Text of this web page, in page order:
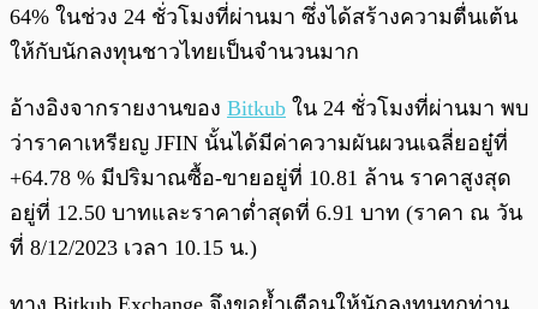
64% ในช่วง 24 ชั่วโมงที่ผ่านมา ซึ่งได้สร้างความตื่นเต้น
ให้กับนักลงทุนชาวไทยเป็นจำนวนมาก
อ้างอิงจากรายงานของ Bitkub ใน 24 ชั่วโมงที่ผ่านมา พบ
ว่าราคาเหรียญ JFIN นั้นได้มีค่าความผันผวนเฉลี่ยอยู๋ที่
+64.78 % มีปริมาณซื้อ-ขายอยู่ที่ 10.81 ล้าน ราคาสูงสุด
อยู่ที่ 12.50 บาทและราคาต่ำสุดที่ 6.91 บาท (ราคา ณ วัน
ที่ 8/12/2023 เวลา 10.15 น.)